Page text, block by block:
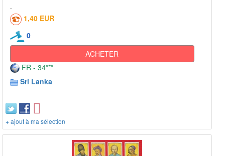
1,40 EUR
0
ACHETER
FR - 34***
Sri Lanka
+ ajout à ma sélection